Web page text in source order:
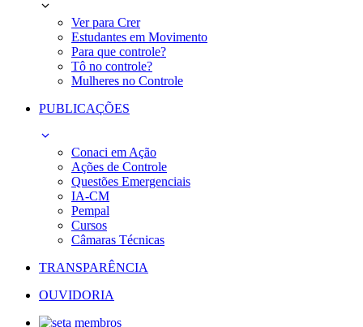
Ver para Crer
Estudantes em Movimento
Para que controle?
Tô no controle?
Mulheres no Controle
PUBLICAÇÕES
Conaci em Ação
Ações de Controle
Questões Emergenciais
IA-CM
Pempal
Cursos
Câmaras Técnicas
TRANSPARÊNCIA
OUVIDORIA